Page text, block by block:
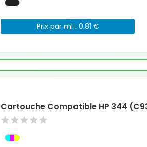
Prix par ml : 0.81 €
Cartouche Compatible HP 344